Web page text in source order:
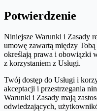
Potwierdzenie
Niniejsze Warunki i Zasady
umowę zawartą między
określają prawa i obowiązki
z korzystaniem z Usługi.
Twój dostęp do Usługi i
akceptacji i przestrzegania
Warunki i Zasady mają
odwiedzających,